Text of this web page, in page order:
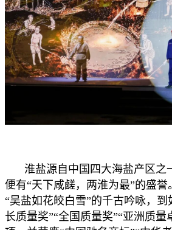
淮盐源自中国四大海盐产区之
便有“天下咸鹾，两淮为最”的盛誉
“吴盐如花皎白雪”的千古吟咏，到
长质量奖”“全国质量奖”“亚洲质量